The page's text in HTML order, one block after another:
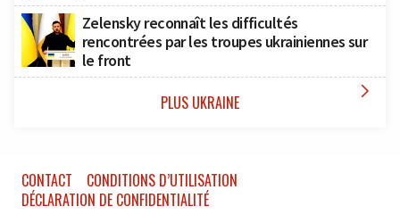
Zelensky reconnaît les difficultés
rencontrées par les troupes ukrainiennes sur
le front
PLUS UKRAINE 
CONTACT
CONDITIONS D’UTILISATION
DÉCLARATION DE CONFIDENTIALITÉ